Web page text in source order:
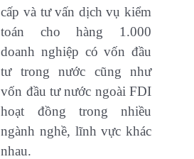
cấp và tư vấn dịch vụ kiểm
toán cho hàng 1.000
doanh nghiệp có vốn đầu
tư trong nước cũng như
vốn đầu tư nước ngoài FDI
hoạt đồng trong nhiều
ngành nghề, lĩnh vực khác
nhau.